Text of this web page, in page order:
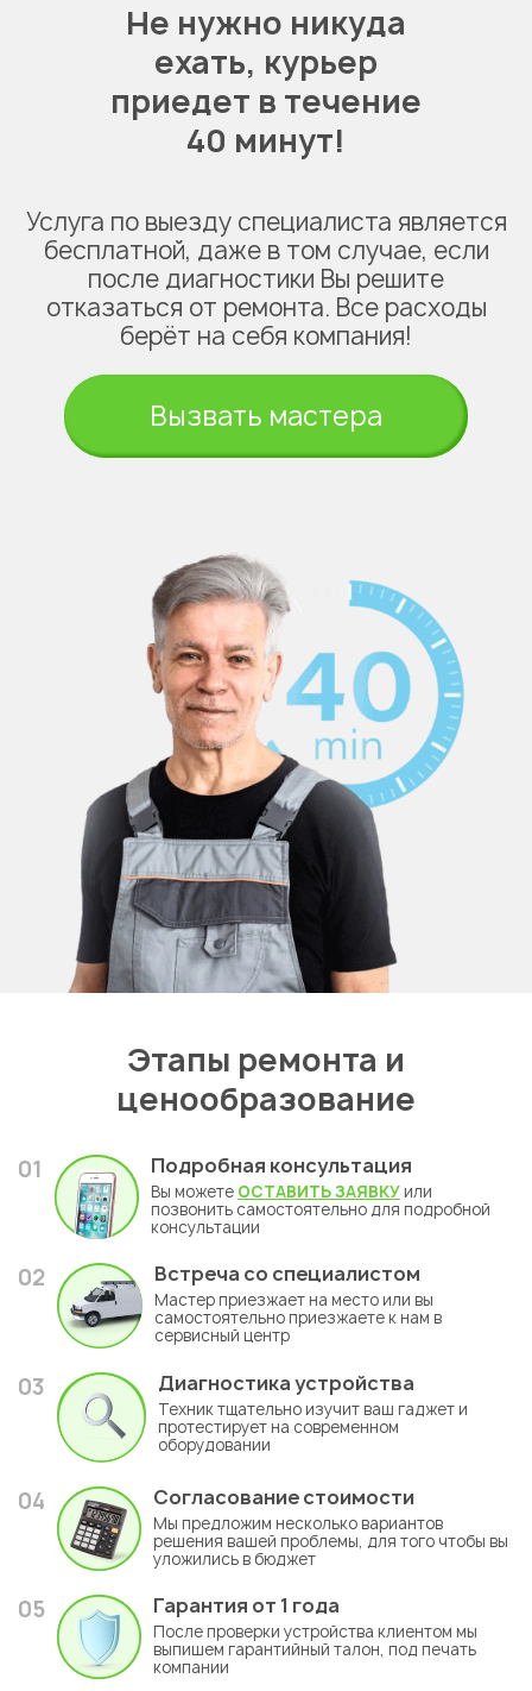
Не нужно никуда
ехать, курьер
приедет в течение
40 минут!
Услуга по выезду специалиста является
бесплатной, даже в том случае, если
после диагностики Вы решите
отказаться от ремонта. Все расходы
берёт на себя компания!
Вызвать мастера
Этапы ремонта и
ценообразование
01 Подробная консультация
Вы можете ОСТАВИТЬ ЗАЯВКУ или
позвонить самостоятельно для подробной
консультации
02 Встреча со специалистом
Мастер приезжает на место или вы
самостоятельно приезжаете к нам в
сервисный центр
03 Диагностика устройства
Техник тщательно изучит ваш гаджет и
протестирует на современном
оборудовании
04 Согласование стоимости
Мы предложим несколько вариантов
решения вашей проблемы, для того чтобы вы
уложились в бюджет
05 Гарантия от 1 года
После проверки устройства клиентом мы
выпишем гарантийный талон, под печать
компании